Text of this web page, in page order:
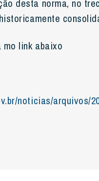
desta norma, no
link abaixo
noticias/arquivos/